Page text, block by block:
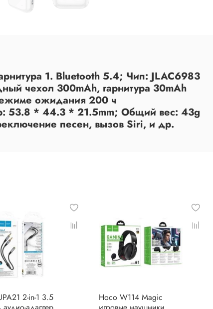
1. Bluetooth 5.4; Чип: JLAC6983
чехол 300mAh, гарнитура 30mAh
ожидания 200 ч
53.8 * 44.3 * 21.5mm; Общий вес: 43g
песен, вызов Siri, и др.
2-in-1 3.5
Hoco W114 Magic